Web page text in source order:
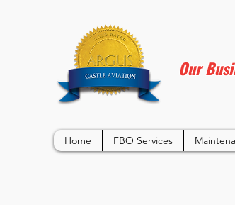
Our
Home FBO Services